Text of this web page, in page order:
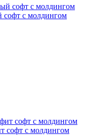
софт с молдингом
софт с молдингом